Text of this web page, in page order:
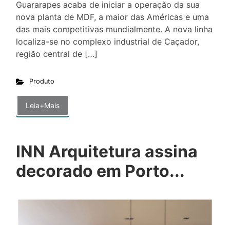
Guararapes acaba de iniciar a operação da sua
nova planta de MDF, a maior das Américas e uma
das mais competitivas mundialmente. A nova linha
localiza-se no complexo industrial de Caçador,
região central de […]
Produto
Leia+Mais
INN Arquitetura assina
decorado em Porto...